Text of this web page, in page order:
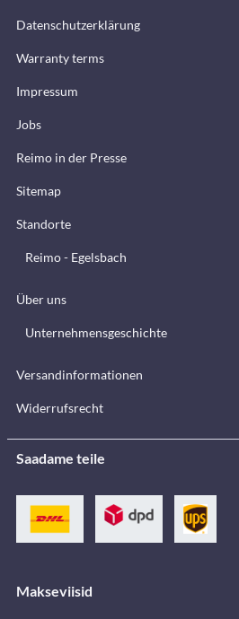
Datenschutzerklärung
Warranty terms
Impressum
Jobs
Reimo in der Presse
Sitemap
Standorte
Reimo - Egelsbach
Über uns
Unternehmensgeschichte
Versandinformationen
Widerrufsrecht
Saadame teile
Makseviisid